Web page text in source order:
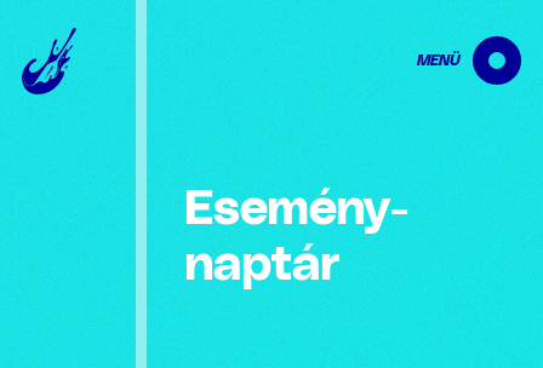
MENÜ
Esemény­
naptár